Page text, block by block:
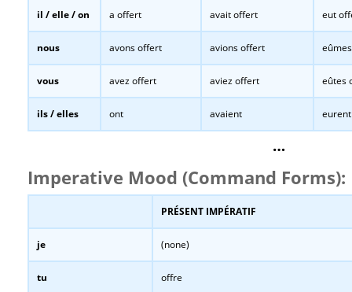
il / elle / on a offert avait offert eut
nous avons offert avions offert
vous avez offert aviez offert eûtes
ils / elles ont avaient eurent
…
Imperative Mood (Command Forms):
PRÉSENT IMPÉRATIF
je (none)
tu offre